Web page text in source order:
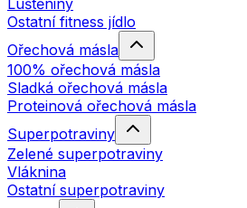
Luštěniny
Ostatní fitness jídlo
Ořechová másla
100% ořechová másla
Sladká ořechová másla
Proteinová ořechová másla
Superpotraviny
Zelené superpotraviny
Vláknina
Ostatní superpotraviny